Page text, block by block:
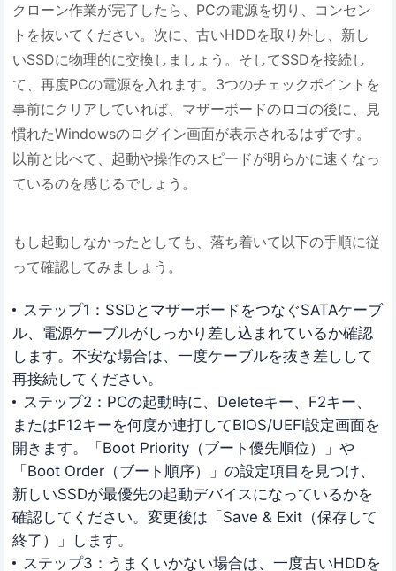
クローン作業が完了したら、PCの電源を切り、コンセン
トを抜いてください。次に、古いHDDを取り外し、新し
いSSDに物理的に交換しましょう。そしてSSDを接続し
て、再度PCの電源を入れます。3つのチェックポイントを
事前にクリアしていれば、マザーボードのロゴの後に、見
慣れたWindowsのログイン画面が表示されるはずです。
以前と比べて、起動や操作のスピードが明らかに速くなっ
ているのを感じるでしょう。
もし起動しなかったとしても、落ち着いて以下の手順に従
って確認してみましょう。
ステップ1：SSDとマザーボードをつなぐSATAケーブ
ル、電源ケーブルがしっかり差し込まれているか確認
します。不安な場合は、一度ケーブルを抜き差しして
再接続してください。
ステップ2：PCの起動時に、Deleteキー、F2キー、
またはF12キーを何度か連打してBIOS/UEFI設定画面を
開きます。「Boot Priority（ブート優先順位）」や
「Boot Order（ブート順序）」の設定項目を見つけ、
新しいSSDが最優先の起動デバイスになっているかを
確認してください。変更後は「Save & Exit（保存して
終了）」します。
ステップ3：うまくいかない場合は、一度古いHDDを